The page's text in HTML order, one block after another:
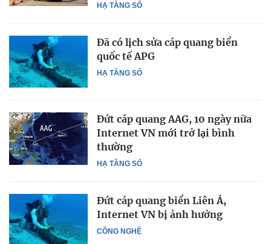
HẠ TẦNG SỐ
HẠ TẦNG SỐ
Đã có lịch sửa cáp quang biển
quốc tế APG
HẠ TẦNG SỐ
Đứt cáp quang AAG, 10 ngày nữa
Internet VN mới trở lại bình
thường
CÔNG NGHỆ
Đứt cáp quang biển Liên Á,
Internet VN bị ảnh hưởng